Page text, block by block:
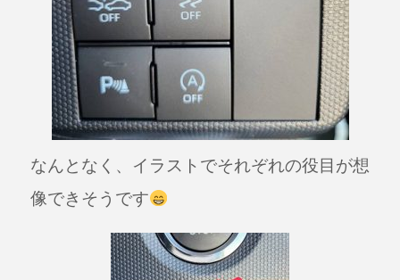
なんとなく、イラストでそれぞれの役目が想
像できそうです